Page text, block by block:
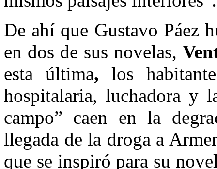
De ahí que Gustavo Páez
en dos de sus novelas,
esta última,los
hospitalaria, luchadora y
campo” caen en la
llegada de la droga a
que se inspiró para su